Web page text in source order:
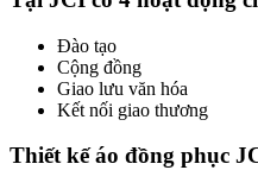
Đào tạo
Cộng đồng
Giao lưu văn hóa
Kết nối giao thương
Thiết kế áo đồng phục